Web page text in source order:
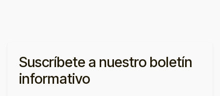
Suscríbete a nuestro boletín
informativo